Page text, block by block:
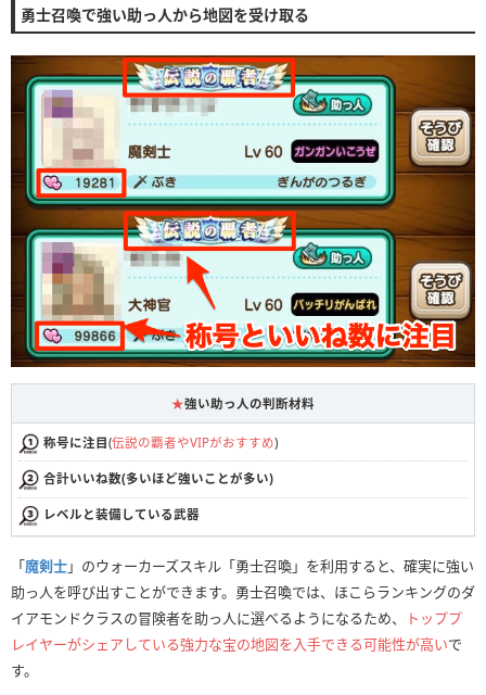
勇士召喚で強い助っ人から地図を受け取る
★強い助っ人の判断材料
称号に注目(伝説の覇者やVIPがおすすめ)
合計いいね数(多いほど強いことが多い)
レベルと装備している武器
「魔剣士」のウォーカーズスキル「勇士召喚」を利用すると、確実に強い
助っ人を呼び出すことができます。勇士召喚では、ほこらランキングのダ
イアモンドクラスの冒険者を助っ人に選べるようになるため、
トッププ
レイヤーがシェアしている強力な宝の地図を入手できる可能性が高いで
す。